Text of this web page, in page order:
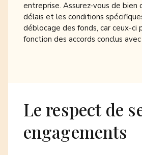
entreprise. Assurez-vous de bien
délais et les conditions
déblocage des fonds, car ceux-ci
fonction des accords conclus
Le respect de
engagements